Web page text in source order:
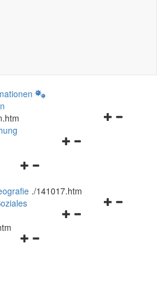
Navigationsmenü
Navigationsmenü
und
schließen
./141017.htm
Navigationsmenü
Navigationsmenü